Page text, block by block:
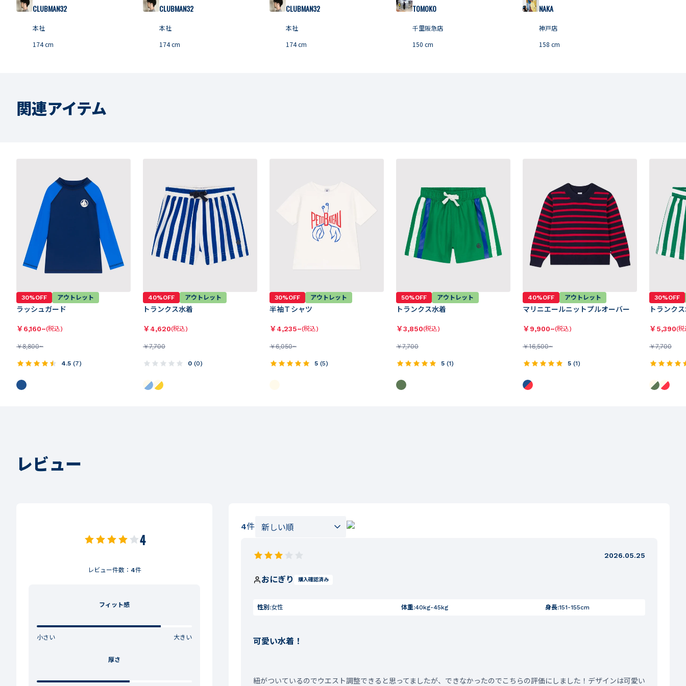
CLUBMAN32
本社
174cm
CLUBMAN32
本社
174cm
CLUBMAN32
本社
174cm
TOMOKO
千里阪急店
150 cm
NAKA
神戸店
158 cm
関連アイテム
30%OFF アウトレット
ラッシュガード
￥6,160~(税込)
￥8,800~
4.5 (7)
40%OFF アウトレット
トランクス水着
￥4,620(税込)
￥7,700
0 (0)
30%OFF アウトレット
半袖Ｔシャツ
￥4,235~(税込)
￥6,050~
5 (5)
50%OFF アウトレット
トランクス水着
￥3,850(税込)
￥7,700
5 (1)
40%OFF アウトレット
マリニエールニットプルオーバー
￥9,900~(税込)
￥16,500~
5 (1)
30%OFF
トランク
￥5,390(税
￥7,700
レビュー
4
レビュー件数： 4件
フィット感
小さい 大きい
厚さ
4件
2026.05.25
おにぎり 購入確認済み
性別:女性 体重:40kg-45kg 身長:151-155cm
可愛い水着！
紐がついているのでウエスト調整できると思ってましたが、できなかったのでこちらの評価にしました！デザインは可愛い